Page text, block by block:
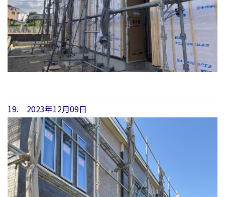
19. 2023年12月09日